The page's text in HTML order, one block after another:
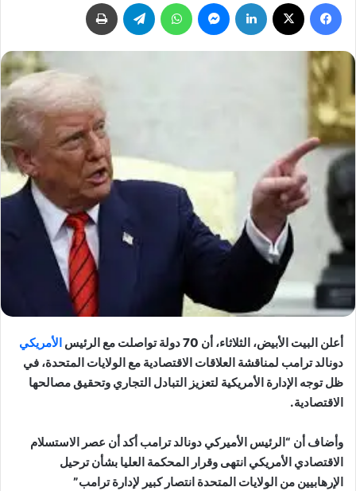
أعلن البيت الأبيض، الثلاثاء، أن 70 دولة تواصلت مع الرئيس
الأمريكي
دونالد ترامب لمناقشة العلاقات الاقتصادية مع الولايات المتحدة، في
ظل توجه الإدارة الأمريكية لتعزيز التبادل التجاري وتحقيق مصالحها
الاقتصادية.
وأضاف أن “الرئيس الأميركي دونالد ترامب أكد أن عصر الاستسلام
الاقتصادي الأمريكي انتهى وقرار المحكمة العليا بشأن ترحيل
الإرهابيين من الولايات المتحدة انتصار كبير لإدارة ترامب”